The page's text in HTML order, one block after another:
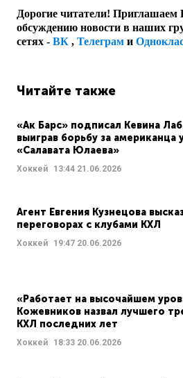
Дорогие читатели! Приглашаем
обсуждению новости в наших
сетях - ВК , Телеграм и
Читайте также
«Ак Барс» подписал Кевина
выиграв борьбу за американца
«Салавата Юлаева»
Хоккей 13:44 21.06.2026
Агент Евгения Кузнецова
переговорах с клубами КХЛ
Хоккей 19:47 20.06.2026
«Работает на высочайшем
Кожевников назвал лучшего
КХЛ последних лет
Хоккей 18:33 20.06.2026